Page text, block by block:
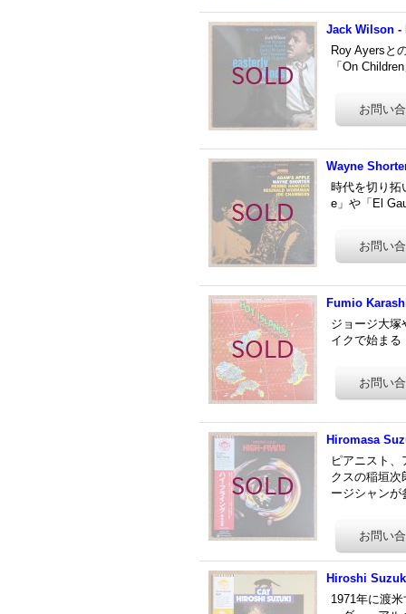
Jack Wilson -
Roy Ayersと
「On
Wayne
時代を切り拓
e」や「El
Fumio
ジョージ大
イクで始ま
Hiromasa
ピアニスト
クスの稲垣次
ージシャン
Hiroshi
1971年に渡